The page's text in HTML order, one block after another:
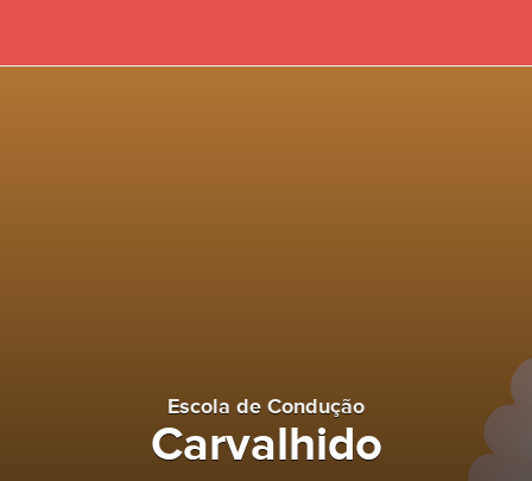
Escola de Condução
Carvalhido